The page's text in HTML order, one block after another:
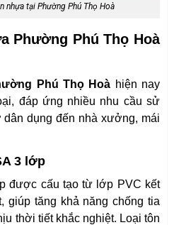
nhựa tại Phường Phú Thọ Hoà
Phường Phú Thọ Hoà
Phú Thọ Hoà hiện nay
đáp ứng nhiều nhu cầu sử
dụng đến nhà xưởng, mái
3 lớp
được cấu tạo từ lớp PVC kết
giúp tăng khả năng chống tia
thời tiết khắc nghiệt. Loại tôn